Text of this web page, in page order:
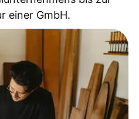
einer GmbH.